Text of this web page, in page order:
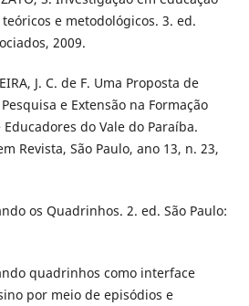
e metodológicos. 3. ed.
2009.
J. C. de F. Uma Proposta de
e Extensão na Formação
do Vale do Paraíba.
Revista, São Paulo, ano 13, n. 23,
os Quadrinhos. 2. ed. São Paulo:
quadrinhos como interface
por meio de episódios e